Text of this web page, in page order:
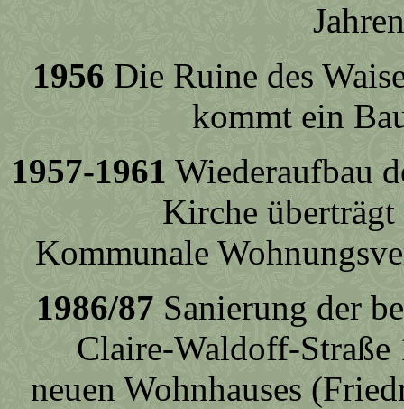
1956 Die Ruine des
kommt ein
1957-1961 Wiederaufbau
Kirche
Kommunale
1986/87 Sanierung der
Claire-Waldoff-
neuen Wohnhauses